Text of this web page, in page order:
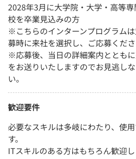
2028年3月に大学院・大学・高等
校を卒業見込みの方
※こちらのインターンプログラム
募時に来社を選択し、ご応募くださ
※応募後、当日の詳細案内ととも
をお送りいたしますのでお見逃し
い。
歓迎要件
必要なスキルは多岐にわたり、使
す。
ITスキルのある方はもちろん歓迎